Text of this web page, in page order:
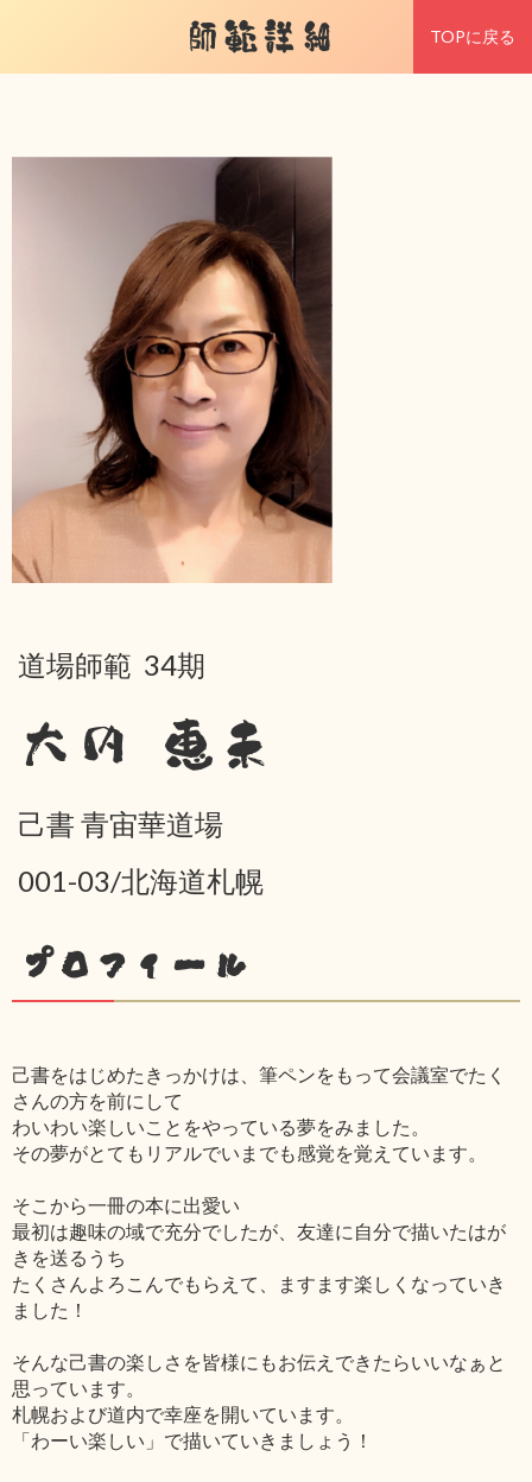
師範詳細 TOPに戻る
道場師範 34期
大内 恵未
己書 青宙華道場
001-03/北海道札幌
プロフィール
己書をはじめたきっかけは、筆ペンをもって会議室でたく
さんの方を前にして
わいわい楽しいことをやっている夢をみました。
その夢がとてもリアルでいまでも感覚を覚えています。
そこから一冊の本に出愛い
最初は趣味の域で充分でしたが、友達に自分で描いたはが
きを送るうち
たくさんよろこんでもらえて、ますます楽しくなっていき
ました！
そんな己書の楽しさを皆様にもお伝えできたらいいなぁと
思っています。
札幌および道内で幸座を開いています。
「わーい楽しい」で描いていきましょう！